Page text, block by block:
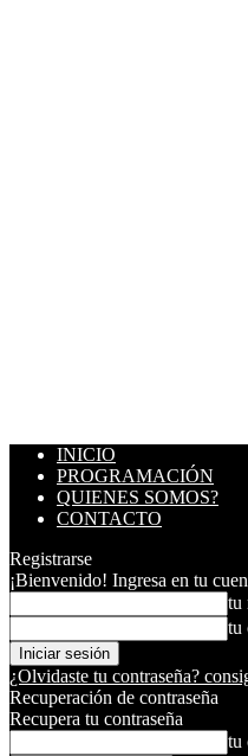
INICIO
PROGRAMACIÓN
QUIENES SOMOS?
CONTACTO
Registrarse
¡Bienvenido! Ingresa en tu
tu
tu
¿Olvidaste tu contraseña?
Recuperación de contraseña
Recupera tu contraseña
tu